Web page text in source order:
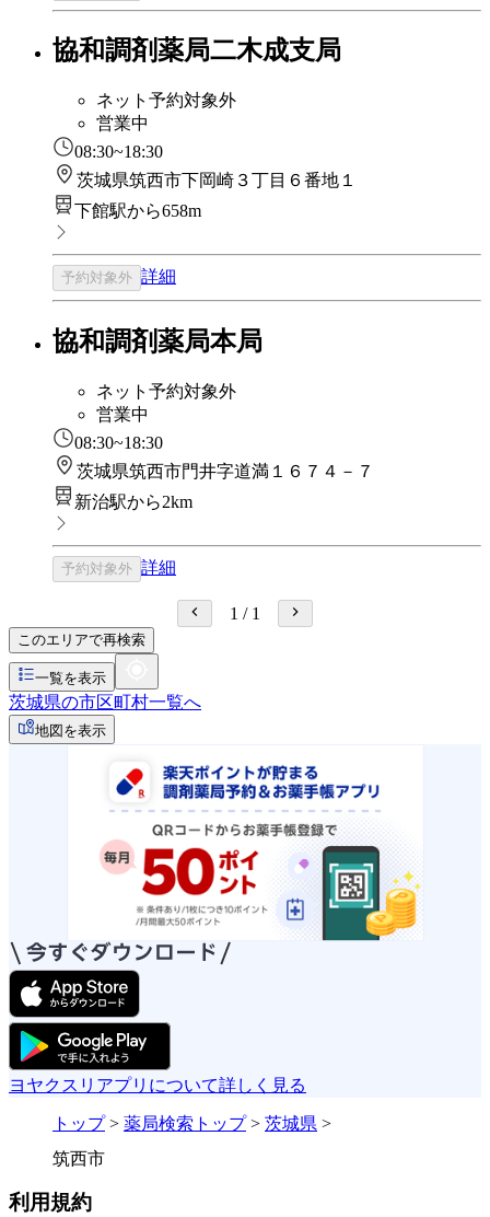
協和調剤薬局二木成支局
ネット予約対象外
営業中
08:30~18:30
茨城県筑西市下岡崎３丁目６番地１
下館駅から658m
予約対象外 詳細
協和調剤薬局本局
ネット予約対象外
営業中
08:30~18:30
茨城県筑西市門井字道満１６７４－７
新治駅から2km
予約対象外 詳細
1 / 1
このエリアで再検索
一覧を表示
茨城県の市区町村一覧へ
地図を表示
ヨヤクスリアプリについて詳しく見る
トップ> 薬局検索トップ> 茨城県 >
筑西市
利用規約